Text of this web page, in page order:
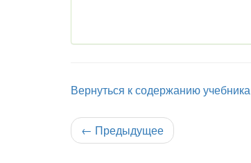
Вернуться к содержанию учебника
← Предыдущее